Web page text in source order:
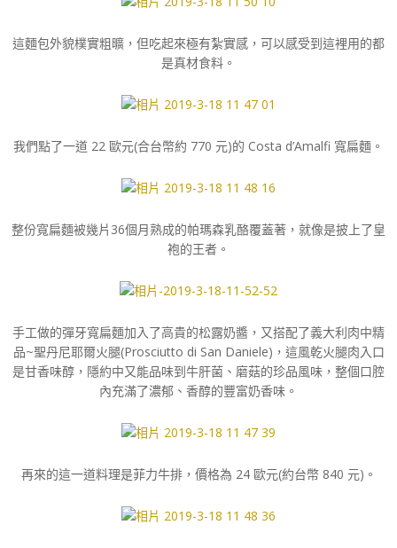
這麵包外貌樸實粗曠，但吃起來極有紮實感，可以感受到這裡用的都
是真材食料。
我們點了一道 22 歐元(合台幣約 770 元)的 Costa d’Amalfi 寬扁麵。
整份寬扁麵被幾片36個月熟成的帕瑪森乳酪覆蓋著，就像是披上了皇
袍的王者。
手工做的彈牙寬扁麵加入了高貴的松露奶醬，又搭配了義大利肉中精
品~聖丹尼耶爾火腿(Prosciutto di San Daniele)，這風乾火腿肉入口
是甘香味醇，隱約中又能品味到牛肝菌、磨菇的珍品風味，整個口腔
內充滿了濃郁、香醇的豐富奶香味。
再來的這一道料理是菲力牛排，價格為 24 歐元(約台幣 840 元)。